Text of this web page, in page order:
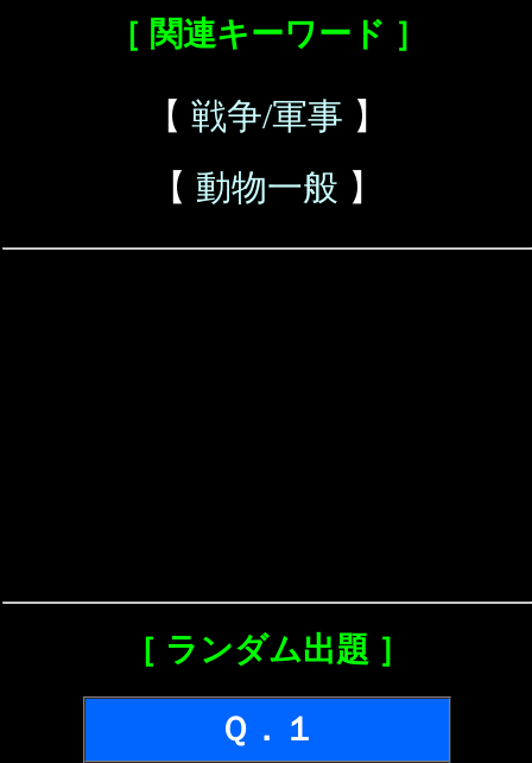
［ 関連キーワード ］
【 戦争/軍事 】
【 動物一般 】
［ ランダム出題 ］
Ｑ．１